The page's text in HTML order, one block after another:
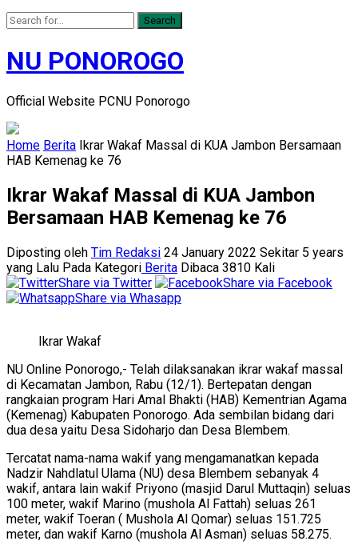
Search
NU PONOROGO
Official Website PCNU Ponorogo
Home Berita Ikrar Wakaf Massal di KUA Jambon Bersamaan
HAB Kemenag ke 76
Ikrar Wakaf Massal di KUA Jambon
Bersamaan HAB Kemenag ke 76
Diposting oleh Tim Redaksi 24 January 2022 Sekitar 5 years
yang Lalu Pada Kategori Berita Dibaca 3810 Kali
Share via Twitter
Share via Facebook
Share via Whasapp
Ikrar Wakaf
NU Online Ponorogo,- Telah dilaksanakan ikrar wakaf massal
di Kecamatan Jambon, Rabu (12/1). Bertepatan dengan
rangkaian program Hari Amal Bhakti (HAB) Kementrian Agama
(Kemenag) Kabupaten Ponorogo. Ada sembilan bidang dari
dua desa yaitu Desa Sidoharjo dan Desa Blembem.
Tercatat nama-nama wakif yang mengamanatkan kepada
Nadzir Nahdlatul Ulama (NU) desa Blembem sebanyak 4
wakif, antara lain wakif Priyono (masjid Darul Muttaqin) seluas
100 meter, wakif Marino (mushola Al Fattah) seluas 261
meter, wakif Toeran ( Mushola Al Qomar) seluas 151.725
meter, dan wakif Karno (mushola Al Asman) seluas 58.275.